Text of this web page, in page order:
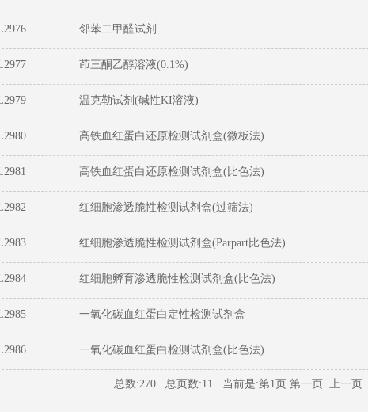
邻苯二甲醛试剂
茚三酮乙醇溶液(0.1%)
温克勒试剂(碱性KI溶液)
高铁血红蛋白还原检测试剂盒(微板法)
高铁血红蛋白还原检测试剂盒(比色法)
红细胞渗透脆性检测试剂盒(过筛法)
红细胞渗透脆性检测试剂盒(Parpart比色法)
红细胞孵育渗透脆性检测试剂盒(比色法)
一氧化碳血红蛋白定性检测试剂盒
一氧化碳血红蛋白检测试剂盒(比色法)
总数:270 总页数:11 当前是:第1页 第一页 上一页